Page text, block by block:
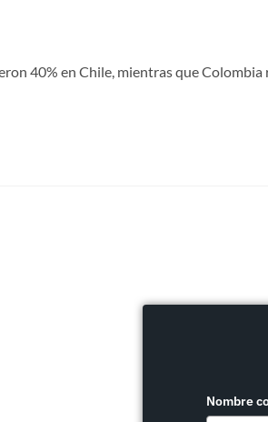
40% en Chile, mientras que Colombia
Nombre